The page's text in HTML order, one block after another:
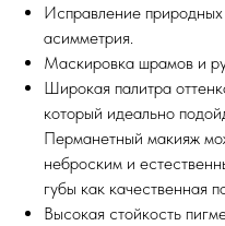
Исправление природных
асимметрия.
Маскировка шрамов и
Широкая палитра
который идеально
Перманетный макияж
неброским и
губы как качественная
Высокая стойкость